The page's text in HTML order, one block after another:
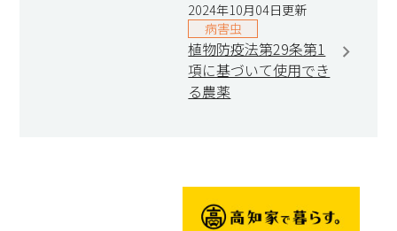
2024年10月04日更新
病害虫
植物防疫法第29条第1
項に基づいて使用でき
る農薬